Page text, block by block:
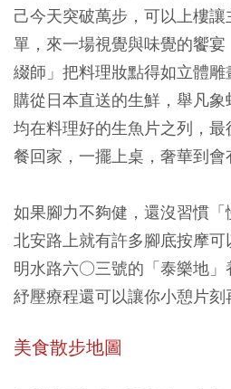
己今天突破萬步，可以上樓
單，來一場視覺與味覺的饗
綴師」把料理妝點得如立體
購從日本直送的生鮮，舉凡象
均在料理好的生魚片之列，
餐回家，一擺上桌，奢華到會
如果腳力不夠健，還沒習慣「
北安路上就有許多腳底按摩可
明水路六○三號的「泰樂地」
紓壓療程還可以讓你小憩片刻
美食散步地圖